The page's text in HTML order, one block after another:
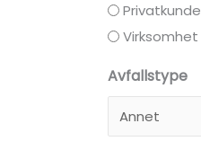
Privatkunde
Virksomhet
Avfallstype